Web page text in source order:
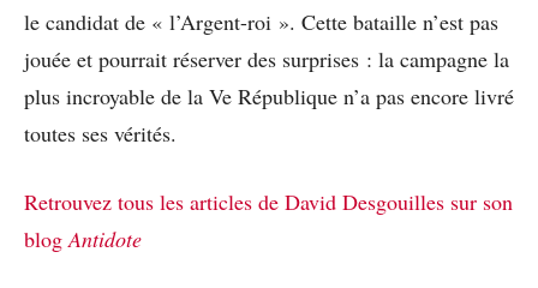
le candidat de « l’Argent-roi ». Cette bataille n’est pas
jouée et pourrait réserver des surprises : la campagne la
plus incroyable de la Ve République n’a pas encore livré
toutes ses vérités.
Retrouvez tous les articles de David Desgouilles sur son
blogAntidote